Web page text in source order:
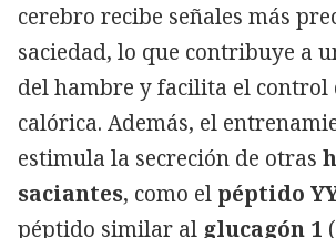
cerebro recibe señales más
saciedad, lo que contribuye a
del hambre y facilita el control
calórica. Además, el
estimula la secreción de otras
saciantes, como el péptido
péptido similar al glucagón 1 (